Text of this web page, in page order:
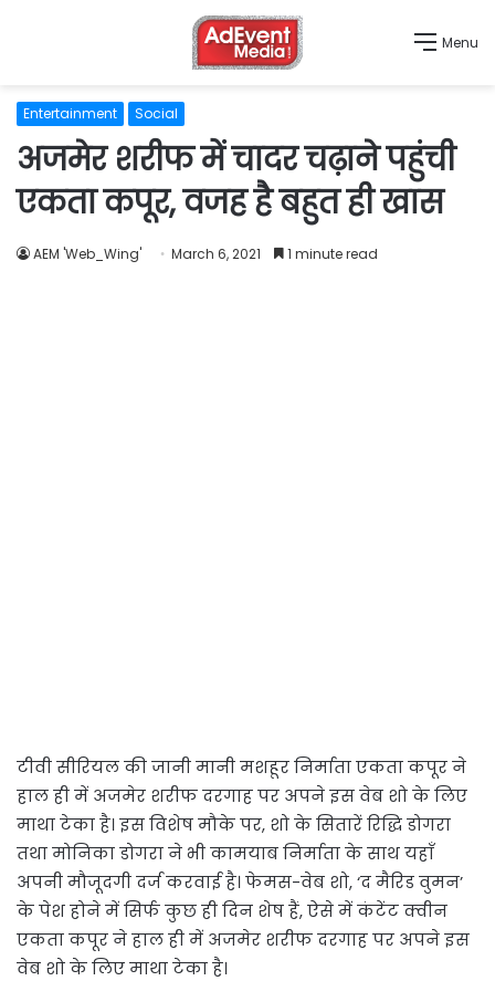
Menu
Entertainment Social
अजमेर शरीफ में चादर चढ़ाने पहुंची
एकता कपूर, वजह है बहुत ही खास
AEM 'Web_Wing' March 6, 2021 1 minute read
टीवी सीरियल की जानी मानी मशहूर निर्माता एकता कपूर ने
हाल ही में अजमेर शरीफ दरगाह पर अपने इस वेब शो के लिए
माथा टेका है। इस विशेष मौके पर, शो के सितारें रिद्धि डोगरा
तथा मोनिका डोगरा ने भी कामयाब निर्माता के साथ यहाँ
अपनी मौजूदगी दर्ज करवाई है। फेमस-वेब शो, ‘द मैरिड वुमन’
के पेश होने में सिर्फ कुछ ही दिन शेष हैं, ऐसे में कंटेंट क्वीन
एकता कपूर ने हाल ही में अजमेर शरीफ दरगाह पर अपने इस
वेब शो के लिए माथा टेका है।